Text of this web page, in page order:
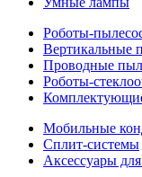
Роботы-
Вертикальные
Проводные
Роботы-
Мобильные
Сплит-системы
Аксессуары